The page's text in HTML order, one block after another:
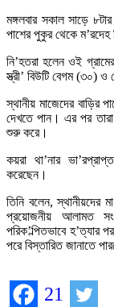
মঙ্গলবার সকাল সাড়ে ৮টার
পাশের পুকুর থেকে ম’রদেহ
নি’হতরা হলেন ওই
স্ত্রী’ বিউটি বেগম (৩০) ও
স্থানীয় মাজেদের বাড়ির
দেখতে পান। এর পর
শুরু করে।
কয়রা থা’নার
করেছেন।
তিনি বলেন, স্থানীয়দের
প্রয়োজনীয় আলামত
পরিক’ল্পিতভাবে হ’ত্যার
পরে বিস্তারিত জানাতে
21